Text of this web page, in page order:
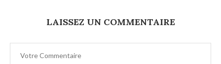
LAISSEZ UN COMMENTAIRE